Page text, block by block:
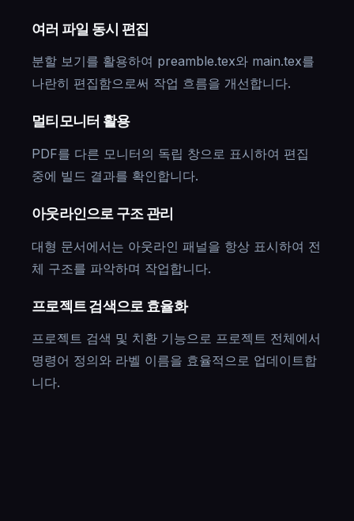
여러 파일 동시 편집
분할 보기를 활용하여 preamble.tex와 main.tex를
나란히 편집함으로써 작업 흐름을 개선합니다.
멀티모니터 활용
PDF를 다른 모니터의 독립 창으로 표시하여 편집
중에 빌드 결과를 확인합니다.
아웃라인으로 구조 관리
대형 문서에서는 아웃라인 패널을 항상 표시하여 전
체 구조를 파악하며 작업합니다.
프로젝트 검색으로 효율화
프로젝트 검색 및 치환 기능으로 프로젝트 전체에서
명령어 정의와 라벨 이름을 효율적으로 업데이트합
니다.